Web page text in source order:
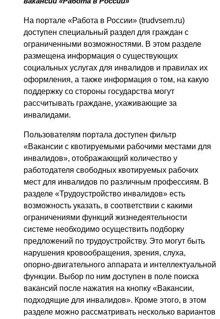
На портале «Работа в России» (trudvsem.ru)
доступен специальный раздел для граждан с
ограниченными возможностями. В этом разделе
размещена информация о существующих
социальных услугах для инвалидов и правилах их
оформления, а также информация о том, на какую
поддержку со стороны государства могут
рассчитывать граждане, ухаживающие за
инвалидами.
Пользователям портала доступен фильтр
«Вакансии с квотируемыми рабочими местами для
инвалидов», отображающий количество у
работодателя свободных квотируемых рабочих
мест для инвалидов по различным профессиям. В
разделе «Трудоустройство инвалидов» есть
возможность указать, в соответствии с какими
ограничениями функций жизнедеятельности
системе необходимо осуществить подборку
предложений по трудоустройству. Это могут быть
нарушения кровообращения, зрения, слуха,
опорно-двигательного аппарата и интеллектуальной
функции. Выбор по ним доступен в поле поиска
вакансий после нажатия на кнопку «Вакансии,
подходящие для инвалидов». Кроме этого, в этом
разделе можно рассматривать несколько вариантов